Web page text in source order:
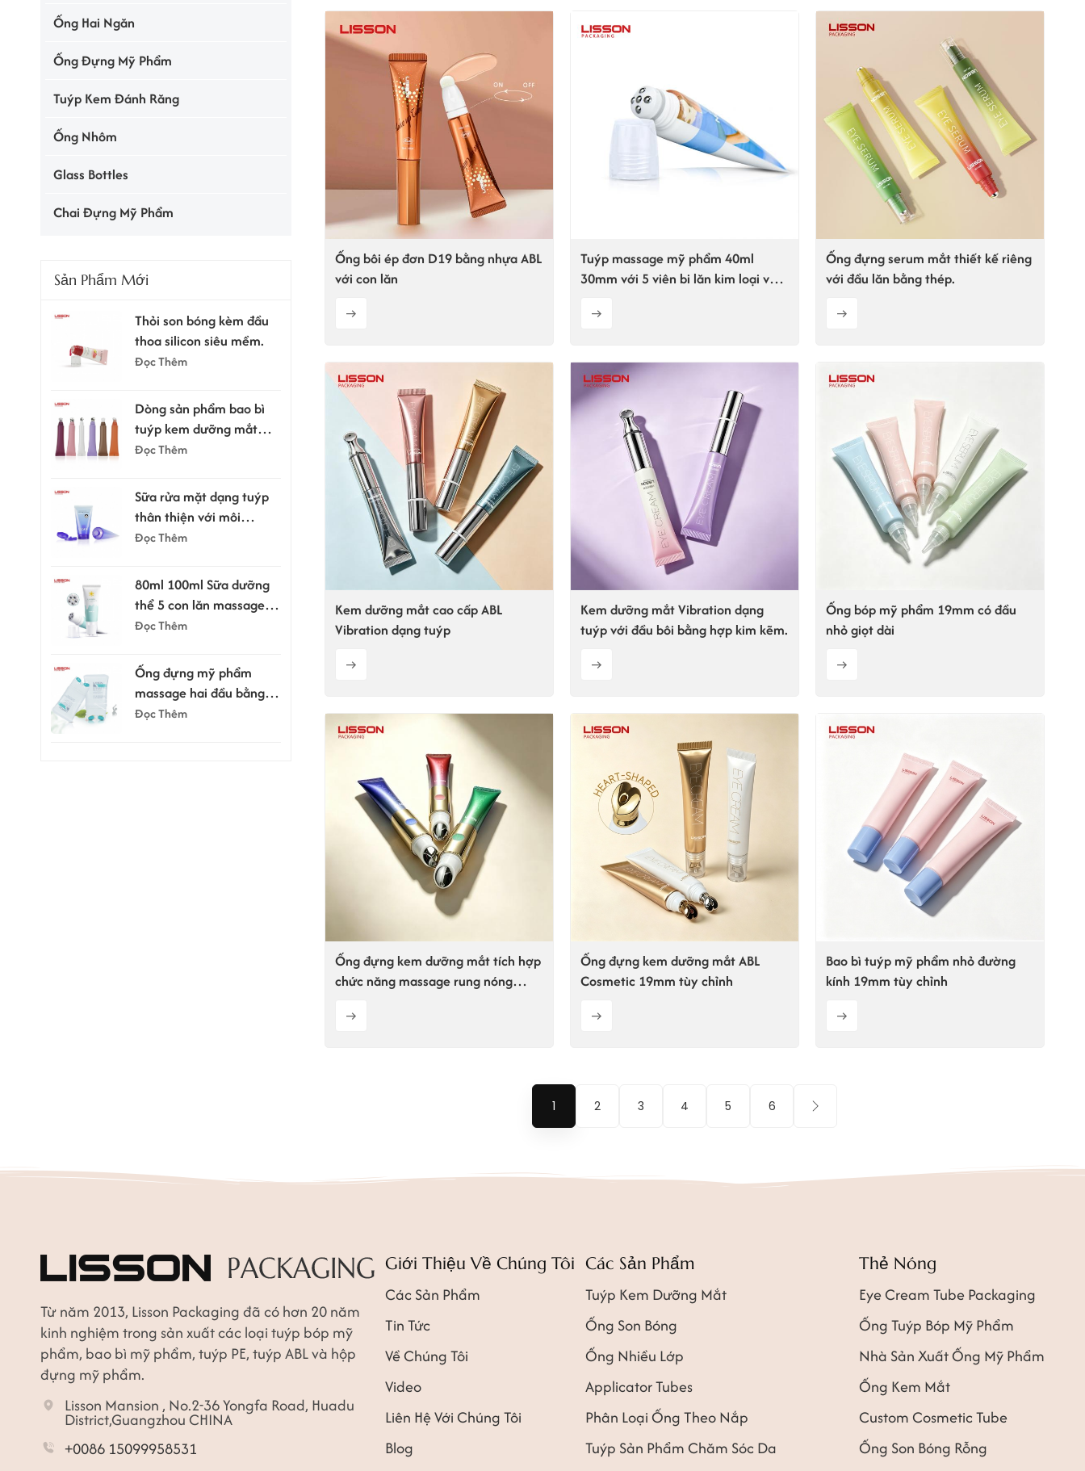
Ống Hai Ngăn
Ống Đựng Mỹ Phẩm
Tuýp Kem Đánh Răng
Ống Nhôm
Glass Bottles
Chai Đựng Mỹ Phẩm
Sản Phẩm Mới
Thỏi son bóng kèm đầu
thoa silicon siêu mềm.
Đọc Thêm
Dòng sản phẩm bao bì
tuýp kem dưỡng mắt
kèm đầu bôi.
Đọc Thêm
Sữa rửa mặt dạng tuýp
thân thiện với môi
trường, dung tích 100ml
Đọc Thêm
80ml 100ml Sữa dưỡng
thể 5 con lăn massage
cạo râu dạng tuýp
Đọc Thêm
Ống đựng mỹ phẩm
massage hai đầu bằng
silicon 150ml
Đọc Thêm
Ống bôi ép đơn D19 bằng nhựa ABL
với con lăn
Tuýp massage mỹ phẩm 40ml
30mm với 5 viên bi lăn kim loại và
Ống đựng serum mắt thiết kế riêng
với đầu lăn bằng thép.
Kem dưỡng mắt cao cấp ABL
Vibration dạng tuýp
Kem dưỡng mắt Vibration dạng
tuýp với đầu bôi bằng hợp kim kẽm.
Ống bóp mỹ phẩm 19mm có đầu
nhỏ giọt dài
Ống đựng kem dưỡng mắt tích hợp
chức năng massage rung nóng
Ống đựng kem dưỡng mắt ABL
Cosmetic 19mm tùy chỉnh
Bao bì tuýp mỹ phẩm nhỏ đường
kính 19mm tùy chỉnh
1 2 3 4 5 6
Từ năm 2013, Lisson Packaging đã có hơn 20 năm
kinh nghiệm trong sản xuất các loại tuýp bóp mỹ
phẩm, bao bì mỹ phẩm, tuýp PE, tuýp ABL và hộp
đựng mỹ phẩm.
Lisson Mansion , No.2-36 Yongfa Road, Huadu
District,Guangzhou CHINA
+0086 15099958531
Giới Thiệu Về Chúng Tôi
Các Sản Phẩm
Tin Tức
Về Chúng Tôi
Video
Liên Hệ Với Chúng Tôi
Blog
Các Sản Phẩm
Tuýp Kem Dưỡng Mắt
Ống Son Bóng
Ống Nhiều Lớp
Applicator Tubes
Phân Loại Ống Theo Nắp
Tuýp Sản Phẩm Chăm Sóc Da
Thẻ Nóng
Eye Cream Tube Packaging
Ống Tuýp Bóp Mỹ Phẩm
Nhà Sản Xuất Ống Mỹ Phẩm
Ống Kem Mắt
Custom Cosmetic Tube
Ống Son Bóng Rỗng